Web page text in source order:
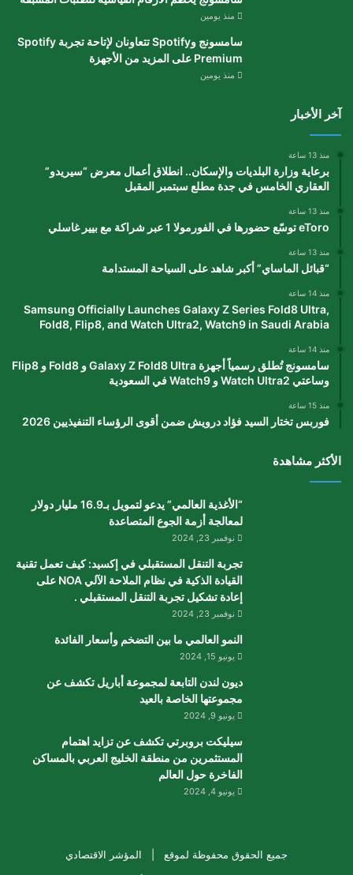
منذ يومين
سامسونج وSpotify تتعاونان لإتاحة تجربة Spotify
Premium على المزيد من الأجهزة
منذ يومين
آخر الأخبار
منذ 13 ساعة
برعاية وزارة البلديات والإسكان.. انطلاق أعمال معرض “سيريدو”
العقاري الخامس في جدة مطلع سبتمبر المقبل
منذ 13 ساعة
eToro توسّع حضورها في الفورمولا 1 عبر شراكة مع بيير غاسلي
منذ 13 ساعة
“قبائل الماساي” أكبر شاهد على السياحة المستدامة
منذ 14 ساعة
Samsung Officially Launches Galaxy Z Series Fold8 Ultra,
Fold8, Flip8, and Watch Ultra2, Watch9 in Saudi Arabia
منذ 14 ساعة
سامسونج تُطلق رسمياً أجهزة Galaxy Z Fold8 Ultra و Fold8 و Flip8
وساعتي Watch Ultra2 و Watch9 في السعودية
منذ 15 ساعة
فوربس تختار السيد فؤاد درويش ضمن أقوى الرؤساء التنفيذيين 2026
الأكثر مشاهدة
“الأغذية العالمي” يدعو لتمويل بـ16.9 مليار دولار
لمعالجة أزمة الجوع المتصاعدة
نوفمبر 23, 2024
تجربة التنقل المستقبلي في إكسيد: كيف تعمل تقنية
القيادة الذكية في نظام الملاحة الآلي NOA على
إعادة تشكيل تجربة التنقل المستقبلي .
نوفمبر 23, 2024
النمو العالمي ما بين التضخم وأسعار الفائدة
يونيو 15, 2024
ديون لندن التابعة لمجموعة أباريل تكشف عن
مجموعتها الخاصة بالعيد
يونيو 9, 2024
سيليكت بروبرتي تكشف عن تزايد اهتمام
المستثمرين من منطقة الخليج العربي بالمساكن
الفاخرة حول العالم
يونيو 4, 2024
جميع الحقوق محفوظة لموقع | المؤشر الاقتصادي